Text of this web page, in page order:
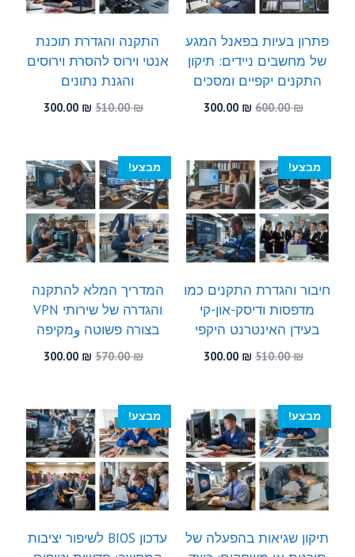
פתרון בעיות בפאנל המגע
של מחשבים ניידים: תיקון
התקנים יקפיים ומסכים
600.00₪
המחיר
600.00 ₪.
300.00 ₪
300.00 ₪.
התקנה והגדרת תוכנת
אנטי וירוס להסרת וירוסים
והגנת נתונים
510.00₪
המחיר
510.00 ₪.
300.00 ₪
המחיר
300.00 ₪.
מבצע!
חיבור והגדרת התקנים כמו
מדפסות ודיסק-און-קי
בעידן האינטרנט היקפי
510.00₪
המחיר
510.00 ₪.
300.00 ₪
300.00 ₪.
מבצע!
המדריך המלא להתקנה
והגדרה של שירותי VPN
בצורה פשוטה وמקיפה
570.00₪
המחיר
570.00 ₪.
300.00 ₪
המחיר
300.00 ₪.
מבצע!
תיקון שגיאות בהפעלה של
מבצע!
עדכון BIOS לשיפור יציבות